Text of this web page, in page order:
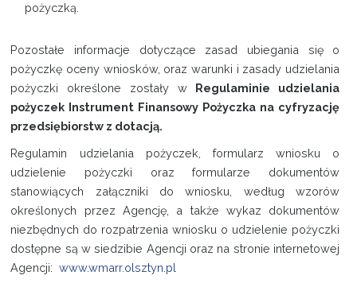
pożyczką.
Pozostałe informacje dotyczące zasad ubiegania się o
pożyczkę oceny wniosków, oraz warunki i zasady udzielania
pożyczki określone zostały w
Regulaminie udzielania
pożyczek Instrument Finansowy Pożyczka na cyfryzację
przedsiębiorstw z dotacją.
Regulamin udzielania pożyczek, formularz wniosku o
udzielenie pożyczki oraz formularze dokumentów
stanowiących załączniki do wniosku, według wzorów
określonych przez Agencję, a także wykaz dokumentów
niezbędnych do rozpatrzenia wniosku o udzielenie pożyczki
dostępne są w siedzibie Agencji oraz na stronie internetowej
Agencji:www.wmarr.olsztyn.pl